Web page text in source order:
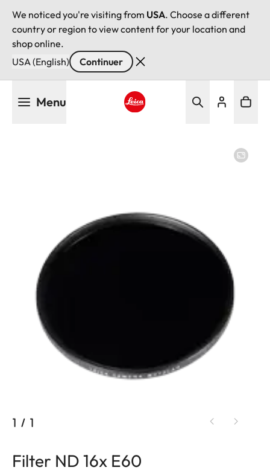
We noticed you're visiting from USA. Choose a different
country or region to view content for your location and
shop online.
USA (English)
Continuer
Menu
1 / 1
Filter ND 16x E60